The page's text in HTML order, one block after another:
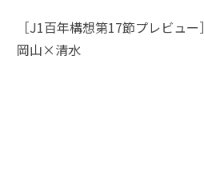
［J1百年構想第17節プレビュー］
岡山×清水